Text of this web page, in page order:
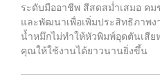
ระดับมืออาชีพ สีสดสม่ำเสมอ คม
และพัฒนาเพื่อเพิ่มประสิทธิภาพ
น้ำหมึกไม่ทำให้หัวพิมพ์อุดตันเสีย
คุณให้ใช้งานได้ยาวนานยิ่งขึ้น